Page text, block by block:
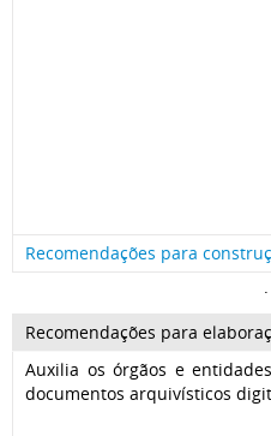
Recomendações para
.
Recomendações para
Auxilia os órgãos e
documentos arquivísticos